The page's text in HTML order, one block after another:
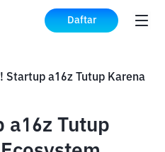
Daftar
a16z Tutup